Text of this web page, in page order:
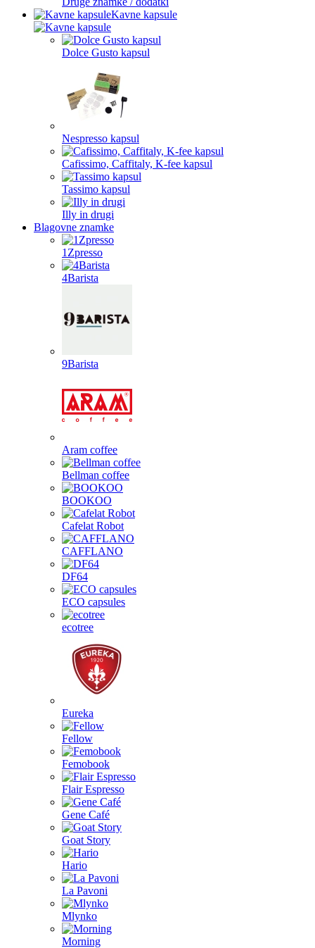
Kavne kapsule
Dolce Gusto kapsul
Nespresso kapsul
Cafissimo, Caffitaly, K-fee kapsul
Tassimo kapsul
Illy in drugi
Blagovne znamke
1Zpresso
4Barista
9Barista
Aram coffee
Bellman coffee
BOOKOO
Cafelat Robot
CAFFLANO
DF64
ECO capsules
ecotree
Eureka
Fellow
Femobook
Flair Espresso
Gene Café
Goat Story
Hario
La Pavoni
Mlynko
Morning